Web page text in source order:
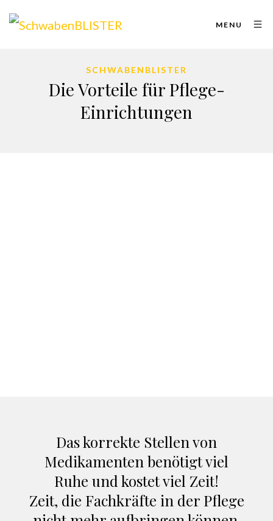
MENU
SCHWABENBLISTER
Die Vorteile für Pflege-
Einrichtungen
Das korrekte Stellen von
Medikamenten benötigt viel
Ruhe und kostet viel Zeit!
Zeit, die Fachkräfte in der Pflege